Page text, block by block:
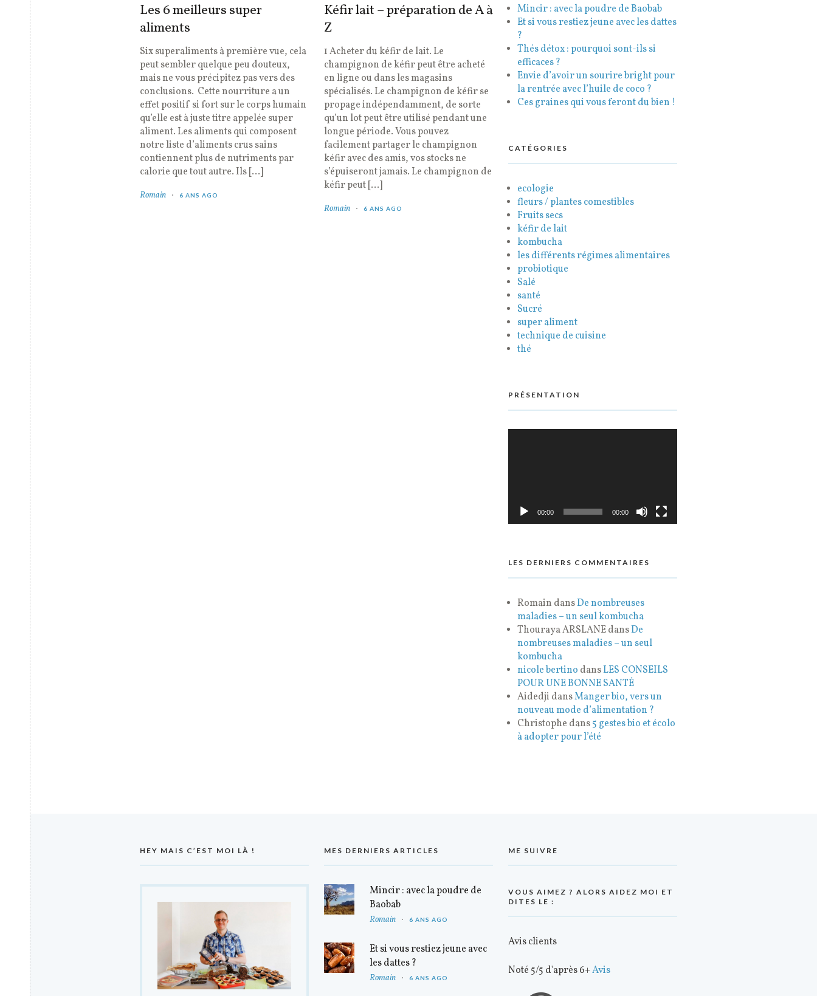
Les 6 meilleurs super
aliments
Six superaliments à première vue, cela
peut sembler quelque peu douteux,
mais ne vous précipitez pas vers des
conclusions. Cette nourriture a un
effet positif si fort sur le corps humain
qu’elle est à juste titre appelée super
aliment. Les aliments qui composent
notre liste d’aliments crus sains
contiennent plus de nutriments par
calorie que tout autre. Ils […]
Romain 6 ANS AGO
Kéfir lait – préparation de A à
Z
1 Acheter du kéfir de lait. Le
champignon de kéfir peut être acheté
en ligne ou dans les magasins
spécialisés. Le champignon de kéfir se
propage indépendamment, de sorte
qu’un lot peut être utilisé pendant une
longue période. Vous pouvez
facilement partager le champignon
kéfir avec des amis, vos stocks ne
s’épuiseront jamais. Le champignon de
kéfir peut […]
Romain 6 ANS AGO
Mincir : avec la poudre de Baobab
Et si vous restiez jeune avec les dattes
?
Thés détox : pourquoi sont-ils si
efficaces ?
Envie d’avoir un sourire bright pour
la rentrée avec l’huile de coco ?
Ces graines qui vous feront du bien !
CATÉGORIES
ecologie
fleurs / plantes comestibles
Fruits secs
kéfir de lait
kombucha
les différents régimes alimentaires
probiotique
Salé
santé
Sucré
super aliment
technique de cuisine
thé
PRÉSENTATION
00:00 00:00
LES DERNIERS COMMENTAIRES
Romain dansDe nombreuses
maladies – un seul kombucha
Thouraya ARSLANEdansDe
nombreuses maladies – un seul
kombucha
nicole bertino dansLES CONSEILS
POUR UNE BONNE SANTÉ
Aidedji dansManger bio, vers un
nouveau mode d’alimentation ?
Christophe dans5 gestes bio et écolo
à adopter pour l’été
HEY MAIS C’EST MOI LÀ ! MES DERNIERS ARTICLES
Mincir : avec la poudre de
Baobab
Romain 6 ANS AGO
Et si vous restiez jeune avec
les dattes ?
Romain 6 ANS AGO
ME SUIVRE
VOUS AIMEZ ? ALORS AIDEZ MOI ET
DITES LE :
Avis clients
Noté 5/5 d'après 6+Avis